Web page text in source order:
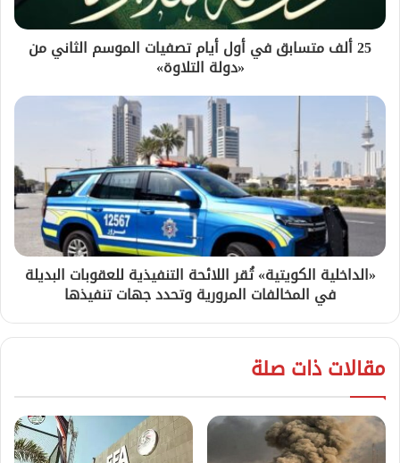
25 ألف متسابق في أول أيام تصفيات الموسم الثاني من
«دولة التلاوة»
«الداخلية الكويتية» تُقر اللائحة التنفيذية للعقوبات البديلة
في المخالفات المرورية وتحدد جهات تنفيذها
مقالات ذات صلة